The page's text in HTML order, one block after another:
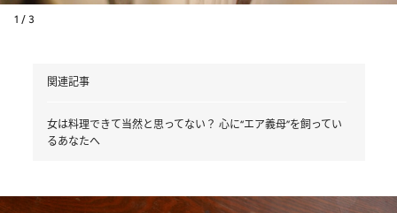
1 / 3
関連記事
女は料理できて当然と思ってない？ 心に“エア義母”を飼ってい
るあなたへ